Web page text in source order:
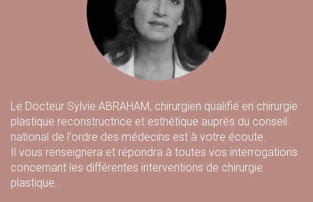
Le Docteur Sylvie ABRAHAM, chirurgien qualifié en chirurgie
plastique reconstructrice et esthétique auprès du conseil
national de l'ordre des médecins est à votre écoute.
Il vous renseignera et répondra à toutes vos interrogations
concernant les différentes interventions de chirurgie
plastique.